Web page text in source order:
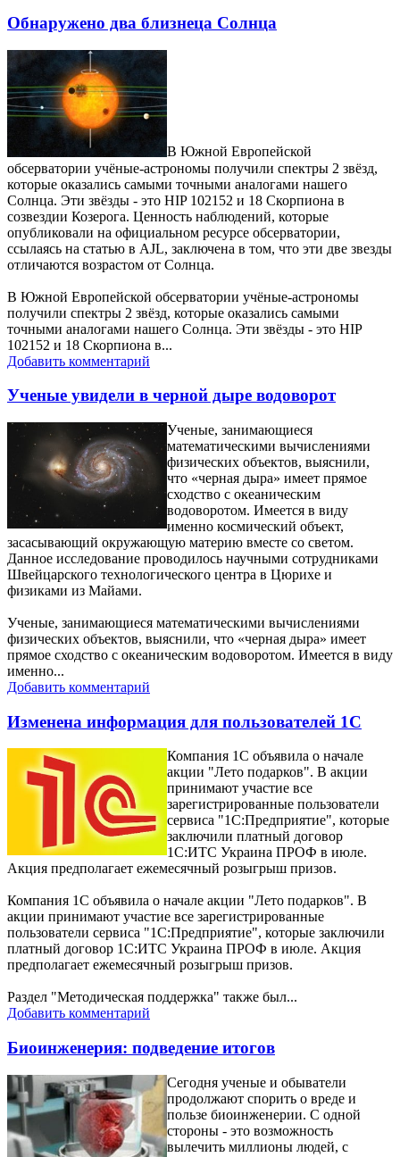
Обнаружено два близнеца Солнца
В Южной Европейской
обсерватории учёные-астрономы получили спектры 2 звёзд,
которые оказались самыми точными аналогами нашего
Солнца. Эти звёзды - это HIP 102152 и 18 Скорпиона в
созвездии Козерога. Ценность наблюдений, которые
опубликовали на официальном ресурсе обсерватории,
ссылаясь на статью в AJL, заключена в том, что эти две звезды
отличаются возрастом от Солнца.
В Южной Европейской обсерватории учёные-астрономы
получили спектры 2 звёзд, которые оказались самыми
точными аналогами нашего Солнца. Эти звёзды - это HIP
102152 и 18 Скорпиона в...
Добавить комментарий
Ученые увидели в черной дыре водоворот
Ученые, занимающиеся
математическими вычислениями
физических объектов, выяснили,
что «черная дыра» имеет прямое
сходство с океаническим
водоворотом. Имеется в виду
именно космический объект,
засасывающий окружающую материю вместе со светом.
Данное исследование проводилось научными сотрудниками
Швейцарского технологического центра в Цюрихе и
физиками из Майами.
Ученые, занимающиеся математическими вычислениями
физических объектов, выяснили, что «черная дыра» имеет
прямое сходство с океаническим водоворотом. Имеется в виду
именно...
Добавить комментарий
Изменена информация для пользователей 1С
Компания 1С объявила о начале
акции "Лето подарков". В акции
принимают участие все
зарегистрированные пользователи
сервиса "1С:Предприятие", которые
заключили платный договор
1С:ИТС Украина ПРОФ в июле.
Акция предполагает ежемесячный розыгрыш призов.
Компания 1С объявила о начале акции "Лето подарков". В
акции принимают участие все зарегистрированные
пользователи сервиса "1С:Предприятие", которые заключили
платный договор 1С:ИТС Украина ПРОФ в июле. Акция
предполагает ежемесячный розыгрыш призов.
Раздел "Методическая поддержка" также был...
Добавить комментарий
Биоинженерия: подведение итогов
Сегодня ученые и обыватели
продолжают спорить о вреде и
пользе биоинженерии. С одной
стороны - это возможность
вылечить миллионы людей, с